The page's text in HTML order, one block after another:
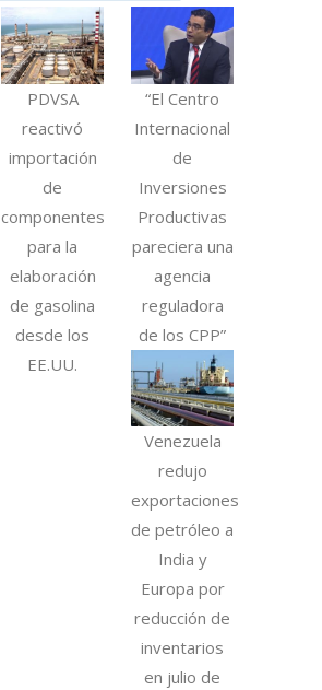
PDVSA
reactivó
importación
de
componentes
para la
elaboración
de gasolina
desde los
EE.UU.
“El Centro
Internacional
de
Inversiones
Productivas
pareciera una
agencia
reguladora
de los CPP”
Venezuela
redujo
exportaciones
de petróleo a
India y
Europa por
reducción de
inventarios
en julio de